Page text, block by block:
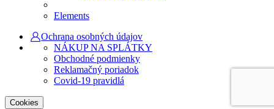
Elements
Ochrana osobných údajov
NÁKUP NA SPLÁTKY
Obchodné podmienky
Reklamačný poriadok
Covid-19 pravidlá
Cookies